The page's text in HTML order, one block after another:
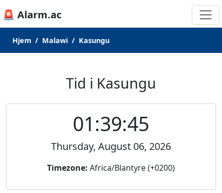
🚨 Alarm.ac
Hjem Malawi Kasungu
Tid i Kasungu
01:39:45
Thursday, August 06, 2026
Timezone: Africa/Blantyre (+0200)